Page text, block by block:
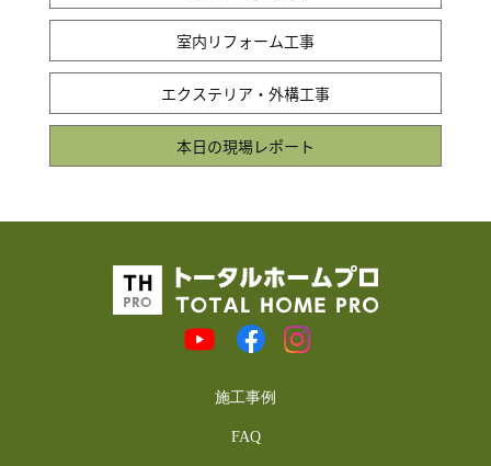
室内リフォーム工事
エクステリア・外構工事
本日の現場レポート
施工事例
FAQ